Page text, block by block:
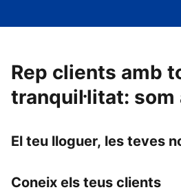
Rep clients amb
tranquil·litat:
El teu lloguer, les teves
Coneix els teus clients